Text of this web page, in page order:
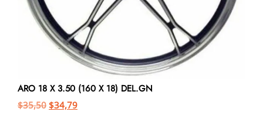
ARO 18 X 3.50 (160 X 18) DEL.GN
$35,50 $34,79